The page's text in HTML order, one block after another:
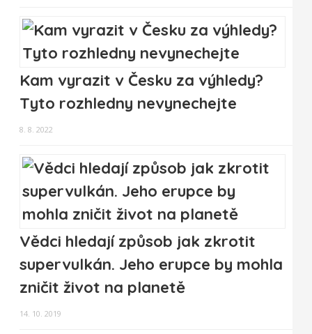
Kam vyrazit v Česku za výhledy?
Tyto rozhledny nevynechejte
8. 8. 2022
Vědci hledají způsob jak zkrotit
supervulkán. Jeho erupce by mohla
zničit život na planetě
14. 10. 2019